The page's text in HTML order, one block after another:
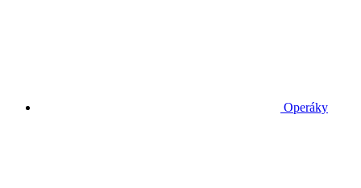
Operáky